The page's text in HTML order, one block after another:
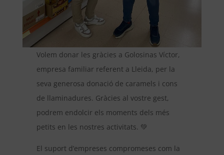
Volem donar les gràcies a Golosinas Víctor,
empresa familiar referent a Lleida, per la
seva generosa donació de caramels i cons
de llaminadures. Gràcies al vostre gest,
podrem endolcir els moments dels més
petits en les nostres activitats. 💚
El suport d’empreses compromeses com la